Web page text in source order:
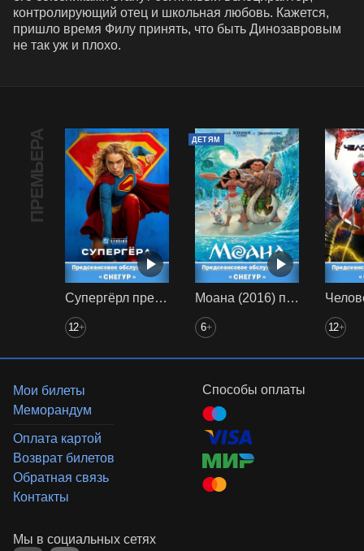
контролирующий отец и школьная любовь. Кажется,
пришло время Филу принять, что быть Динозавровым
не так уж и плохо.
ПРЕМЬЕРА
Супергёрл предс. обсл. Снегур
12+
ДЕТЯМ
Моана (2016) предс. обсл. Снегур
6+ 12+
Мои билеты
Меморандум
Оплата картой
Возврат билетов
Обратная связь
Контакты
Способы оплаты